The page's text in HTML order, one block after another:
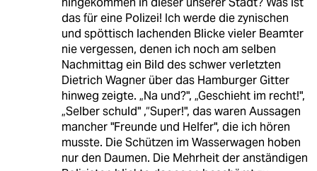
das für eine Polizei! Ich werde die zynischen
und spöttisch lachenden Blicke vieler Beamter
nie vergessen, denen ich noch am selben
Nachmittag ein Bild des schwer verletzten
Dietrich Wagner über das Hamburger Gitter
hinweg zeigte. „Na und?", „Geschieht im recht!",
„Selber schuld" ,“Super!", das waren Aussagen
mancher "Freunde und Helfer", die ich hören
musste. Die Schützen im Wasserwagen hoben
nur den Daumen. Die Mehrheit der anständigen